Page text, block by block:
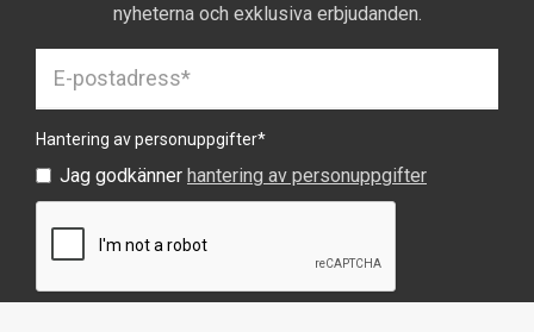
nyheterna och exklusiva erbjudanden.
Hantering av personuppgifter*
Jag godkänner hantering av personuppgifter